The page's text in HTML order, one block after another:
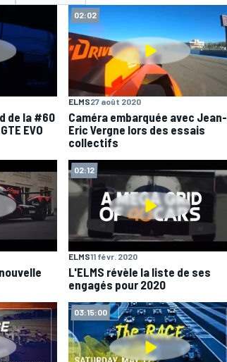
de la #60
EVO
02:02
ELMS27 août 2020
Caméra embarquée avec Jean-
Eric Vergne lors des essais
collectifs
02:12
ELMS11 févr. 2020
L'ELMS révèle la liste de ses
engagés pour 2020
03:15:00